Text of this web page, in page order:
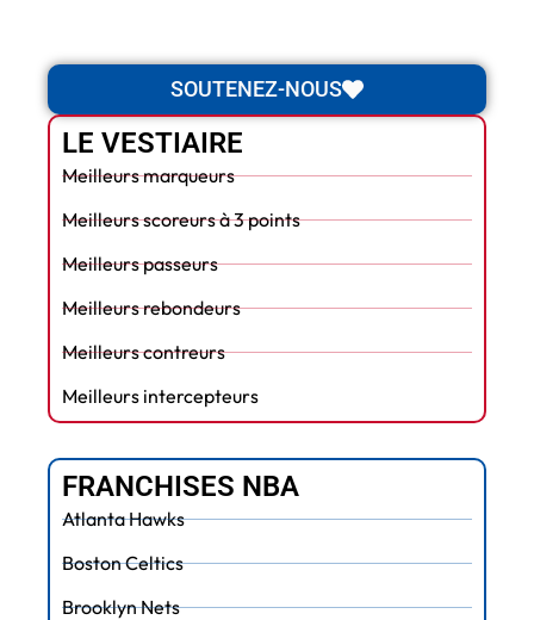
SOUTENEZ-NOUS
LE VESTIAIRE
Meilleurs marqueurs
Meilleurs scoreurs à 3 points
Meilleurs passeurs
Meilleurs rebondeurs
Meilleurs contreurs
Meilleurs intercepteurs
FRANCHISES NBA
Atlanta Hawks
Boston Celtics
Brooklyn Nets